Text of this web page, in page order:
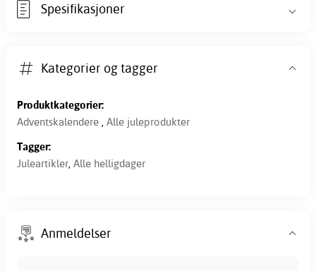
Spesifikasjoner
Kategorier og tagger
Produktkategorier:
Adventskalendere , Alle juleprodukter
Tagger:
Juleartikler, Alle helligdager
Anmeldelser